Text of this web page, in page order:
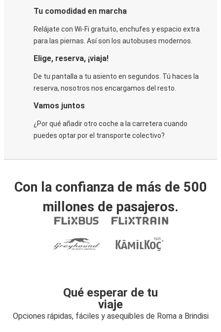
Tu comodidad en marcha
Relájate con Wi-Fi gratuito, enchufes y espacio extra
para las piernas. Así son los autobuses modernos.
Elige, reserva, ¡viaja!
De tu pantalla a tu asiento en segundos. Tú haces la
reserva, nosotros nos encargamos del resto.
Vamos juntos
¿Por qué añadir otro coche a la carretera cuando
puedes optar por el transporte colectivo?
Con la confianza de más de 500
millones de pasajeros.
Qué esperar de tu
viaje
Opciones rápidas, fáciles y asequibles de Roma a Brindisi